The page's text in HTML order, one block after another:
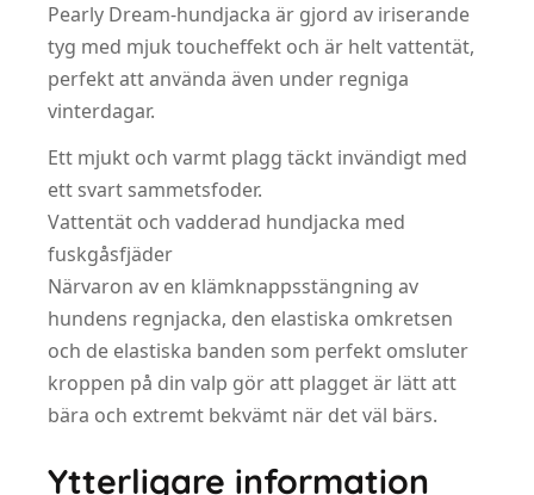
Pearly Dream-hundjacka är gjord av iriserande
tyg med mjuk toucheffekt och är helt vattentät,
perfekt att använda även under regniga
vinterdagar.
Ett mjukt och varmt plagg täckt invändigt med
ett svart sammetsfoder.
Vattentät och vadderad hundjacka med
fuskgåsfjäder
Närvaron av en klämknappsstängning av
hundens regnjacka, den elastiska omkretsen
och de elastiska banden som perfekt omsluter
kroppen på din valp gör att plagget är lätt att
bära och extremt bekvämt när det väl bärs.
Ytterligare information